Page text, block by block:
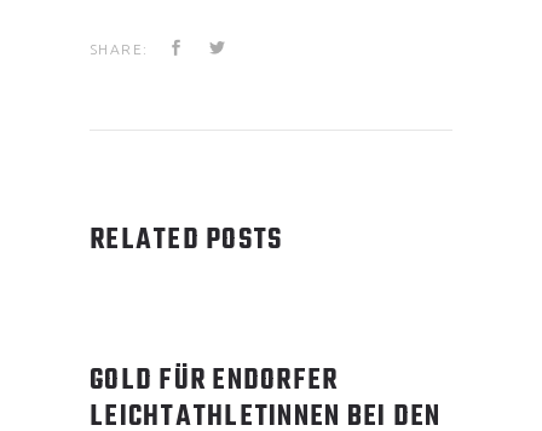
SHARE:
RELATED POSTS
GOLD FÜR ENDORFER
LEICHTATHLETINNEN BEI DEN